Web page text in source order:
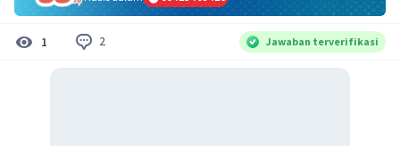
1 2 Jawaban terverifikasi